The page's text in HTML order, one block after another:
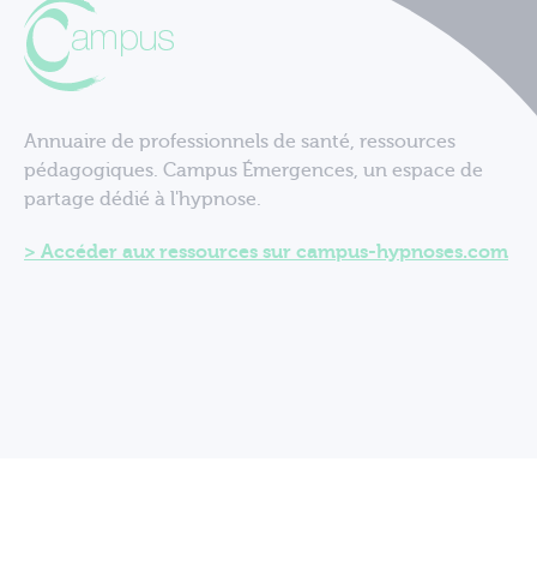
Annuaire de professionnels de santé, ressources
pédagogiques. Campus Émergences, un espace de
partage dédié à l'hypnose.
Accéder aux ressources sur campus-hypnoses.com